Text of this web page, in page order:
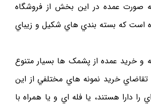
صورت عمده در اين بخش از فروشگاه
است که بسته بندي هاي شکيل و زيباي
و خريد عمده از پشمک ها بسيار متنوع
خريد نمونه هاي مختلفي از اين
دارا هستند، يا فله اي و يا همراه با